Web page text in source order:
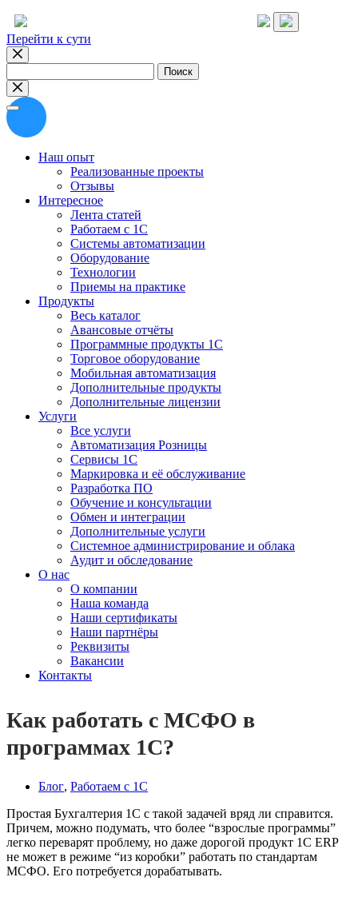
Перейти к сути
Наш опыт
Реализованные проекты
Отзывы
Интересное
Лента статей
Работаем с 1С
Системы автоматизации
Оборудование
Технологии
Приемы на практике
Продукты
Весь каталог
Авансовые отчёты
Программные продукты 1С
Торговое оборудование
Мобильная автоматизация
Дополнительные продукты
Дополнительные лицензии
Услуги
Все услуги
Автоматизация Розницы
Сервисы 1С
Маркировка и её обслуживание
Разработка ПО
Обучение и консультации
Обмен и интеграции
Дополнительные услуги
Системное администрирование и облака
Аудит и обследование
О нас
О компании
Наша команда
Наши сертификаты
Наши партнёры
Реквизиты
Вакансии
Контакты
Как работать с МСФО в
программах 1С?
Блог, Работаем с 1С
Простая Бухгалтерия 1С с такой задачей вряд ли справится.
Причем, можно подумать, что более “взрослые программы”
легко переварят проблему, но даже дорогой продукт 1С ERP
не может в режиме “из коробки” работать по стандартам
МСФО. Его потребуется дорабатывать.